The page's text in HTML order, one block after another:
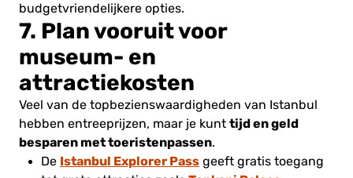
budgetvriendelijkere opties.
7. Plan vooruit voor
museum- en
attractiekosten
Veel van de topbezienswaardigheden van Istanbul
hebben entreeprijzen, maar je kunt tijd en geld
besparen met toeristenpassen.
De Istanbul Explorer Pass geeft gratis toegang